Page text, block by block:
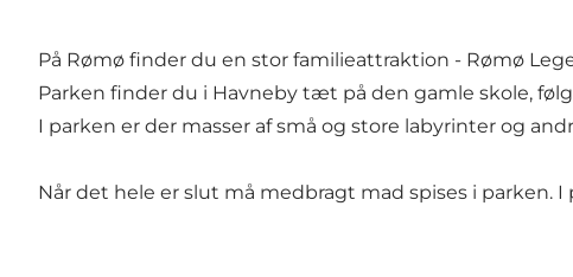
På Rømø finder du en stor familieattraktion - Rømø
Parken finder du i Havneby tæt på den gamle skole,
I parken er der masser af små og store labyrinter og
Når det hele er slut må medbragt mad spises i parken.